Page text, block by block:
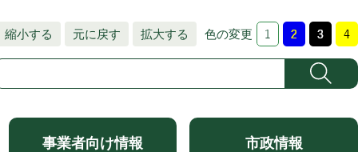
縮小する 元に戻す 拡大する 色の変更
事業者向け情報 市政情報